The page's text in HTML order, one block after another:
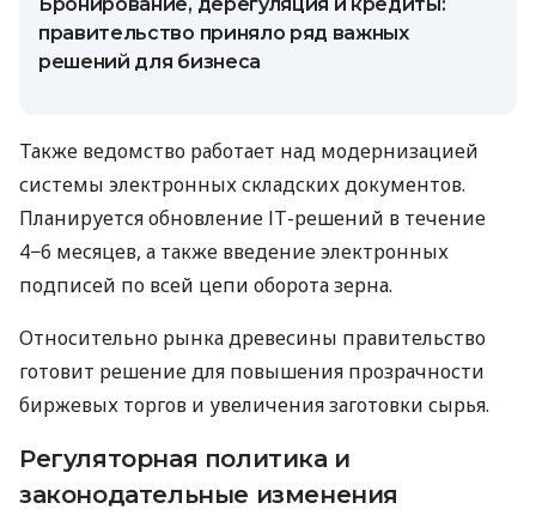
правительство приняло ряд важных
решений для бизнеса
Также ведомство работает над модернизацией
системы электронных складских документов.
Планируется обновление ІТ-решений в течение
4−6 месяцев, а также введение электронных
подписей по всей цепи оборота зерна.
Относительно рынка древесины правительство
готовит решение для повышения прозрачности
биржевых торгов и увеличения заготовки сырья.
Регуляторная политика и
законодательные изменения